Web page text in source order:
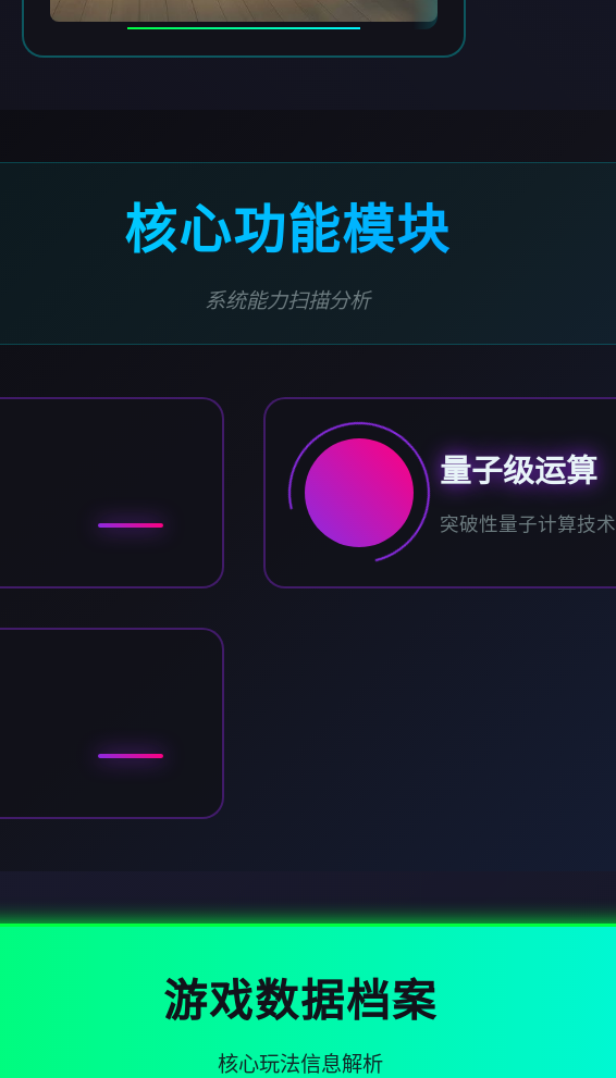
核心功能模块
系统能力扫描分析
量子级运算
突破性量子计算技术
游戏数据档案
核心玩法信息解析